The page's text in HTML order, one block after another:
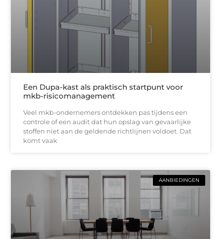
Een Dupa-kast als praktisch startpunt voor
mkb-risicomanagement
Veel mkb-ondernemers ontdekken pas tijdens een
controle of een audit dat hun opslag van gevaarlijke
stoffen niet aan de geldende richtlijnen voldoet. Dat
komt vaak
AANBIEDINGEN